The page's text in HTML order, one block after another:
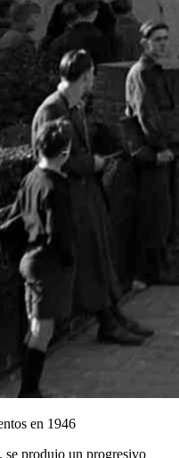
en 1946
produjo un progresivo